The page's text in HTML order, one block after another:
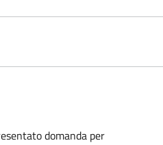
domanda per